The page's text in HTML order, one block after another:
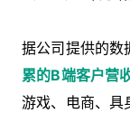
据公司提供的数
累的B端客户营
游戏、电商、具